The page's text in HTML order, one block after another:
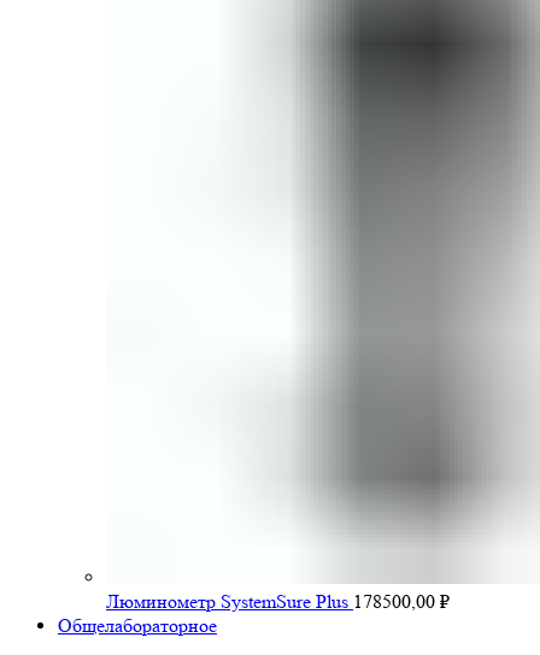
Люминометр SystemSure Plus 178500,00 ₽
Общелабораторное